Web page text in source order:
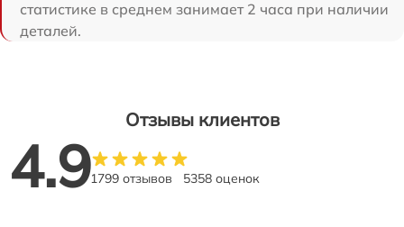
статистике в среднем занимает 2 часа при наличии
деталей.
Отзывы клиентов
4.91799 отзывов 5358 оценок